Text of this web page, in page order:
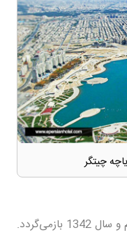
چیتگر
به دوران پهلوی دوم و سال 1342 باز‌می‌گردد.